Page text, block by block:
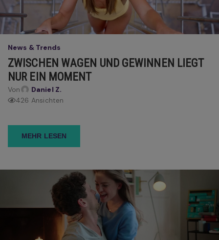
News & Trends
ZWISCHEN WAGEN UND GEWINNEN LIEGT
NUR EIN MOMENT
Von
Daniel Z.
426 Ansichten
MEHR LESEN